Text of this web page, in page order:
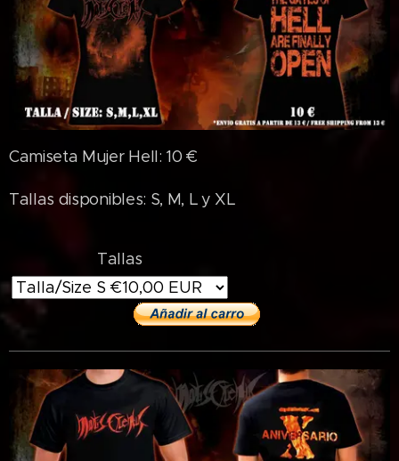
Camiseta Mujer Hell: 10 €
Tallas disponibles: S, M, L y XL
Tallas